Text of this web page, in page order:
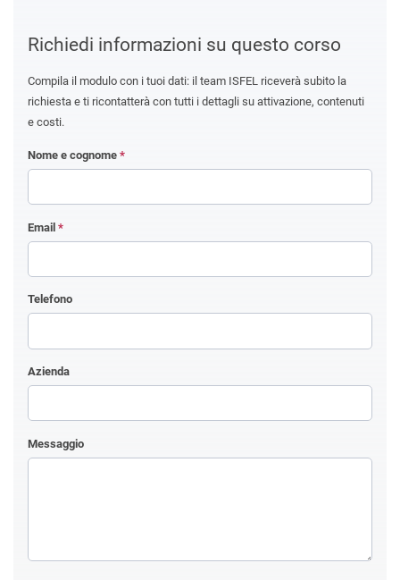
Richiedi informazioni su questo corso
Compila il modulo con i tuoi dati: il team ISFEL riceverà subito la
richiesta e ti ricontatterà con tutti i dettagli su attivazione, contenuti
e costi.
Nome e cognome *
Email *
Telefono
Azienda
Messaggio